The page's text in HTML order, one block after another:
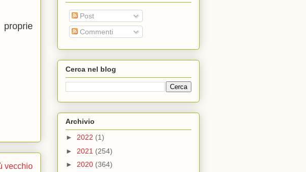
vecchio
Post
Commenti
Cerca nel blog
Archivio
► 2022 (1)
► 2021 (254)
► 2020 (364)